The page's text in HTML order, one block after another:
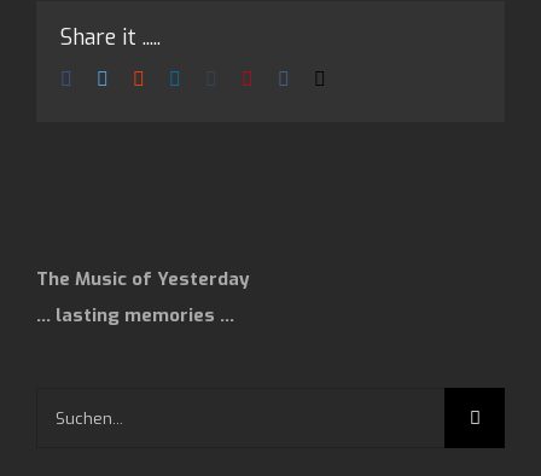
Share it .....
Facebook
TwitterReddit LinkedIn
TumblrPinterest
The Music of Yesterday
… lasting memories …